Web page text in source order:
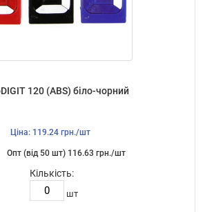
120 (ABS) біло-чорний
Ціна: 119.24 грн./шт
Опт (від 50 шт) 116.63 грн./шт
Кількість:
шт